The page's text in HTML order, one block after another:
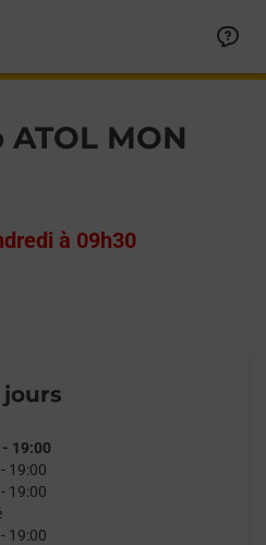
ATOL MON
à 09h30
jours
- 19:00
- 19:00
- 19:00
- 19:00